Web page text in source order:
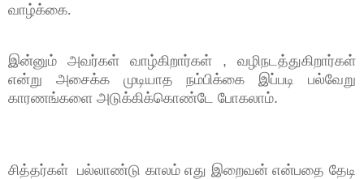
வாழ்க்கை.
இன்னும் அவர்கள் வாழ்கிறார்கள் , வழிநடத்துகிறார்கள்
என்று அசைக்க முடியாத நம்பிக்கை இப்படி பல்வேறு
காரணங்களை அடுக்கிக்கொண்டே போகலாம்.
சித்தர்கள் பல்லாண்டு காலம் எது இறைவன் என்பதை தேடி